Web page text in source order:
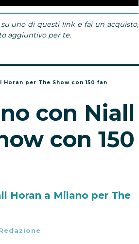
uno di questi link e fai un acquisto,
aggiuntivo per te.
Horan per The Show con 150 fan
con Niall
con 150
Horan a Milano per The